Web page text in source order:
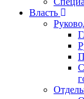
Власть